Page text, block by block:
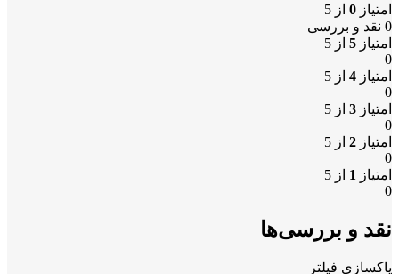
امتیاز 0 از 5
0 نقد و بررسی
امتیاز 5 از 5
0
امتیاز 4 از 5
0
امتیاز 3 از 5
0
امتیاز 2 از 5
0
امتیاز 1 از 5
0
نقد و بررسی‌ها
پاکسازی فیلتر